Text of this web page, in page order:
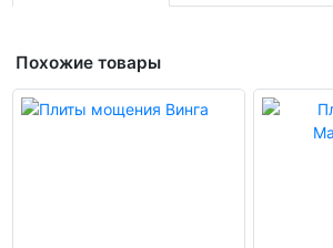
Похожие товары